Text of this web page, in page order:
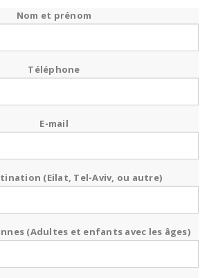
Nom et prénom
Téléphone
E-mail
(Eilat, Tel-Aviv, ou autre)
(Adultes et enfants avec les âges)